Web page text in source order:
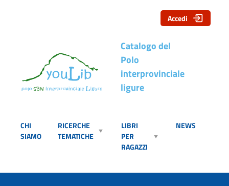
Catalogo del
Polo
interprovinciale
ligure
CHI
SIAMO
RICERCHE
TEMATICHE
LIBRI
PER
RAGAZZI
NEWS
Accedi